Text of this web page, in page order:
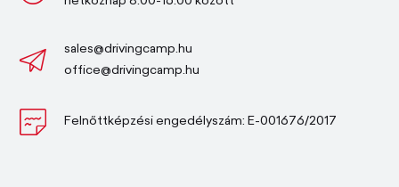
sales@drivingcamp.hu
office@drivingcamp.hu
Felnőttképzési engedélyszám: E-001676/2017